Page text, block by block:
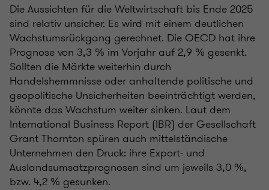
Die Aussichten für die Weltwirtschaft bis Ende 2025
sind relativ unsicher. Es wird mit einem deutlichen
Wachstumsrückgang gerechnet. Die OECD hat ihre
Prognose von 3,3 % im Vorjahr auf 2,9 % gesenkt.
Sollten die Märkte weiterhin durch
Handelshemmnisse oder anhaltende politische und
geopolitische Unsicherheiten beeinträchtigt werden,
könnte das Wachstum weiter sinken. Laut dem
International Business Report (IBR) der Gesellschaft
Grant Thornton spüren auch mittelständische
Unternehmen den Druck: ihre Export- und
Auslandsumsatzprognosen sind um jeweils 3,0 %,
bzw. 4,2 % gesunken.